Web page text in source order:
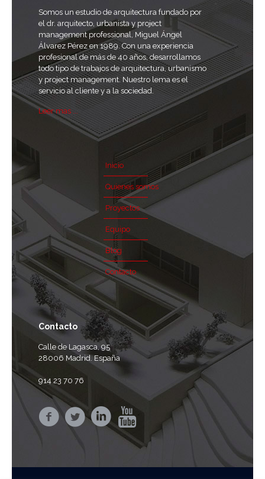
Somos un estudio de arquitectura fundado por
el dr. arquitecto, urbanista y project
management professional, Miguel Ángel
Álvarez Pérez en 1989. Con una experiencia
profesional de más de 40 años, desarrollamos
todo tipo de trabajos de arquitectura, urbanismo
y project management. Nuestro lema es el
servicio al cliente y a la sociedad.
Leer mas ...
Inicio
Quienes somos
Proyectos
Equipo
Blog
Contacto
Contacto
Calle de Lagasca, 95
28006 Madrid. España
914 23 70 76